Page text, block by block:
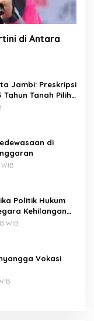
di Antara
Jambi: Preskripsi
Tahun Tanah Pilih
di
Politik Hukum
Kehilangan
WIB
Vokasi